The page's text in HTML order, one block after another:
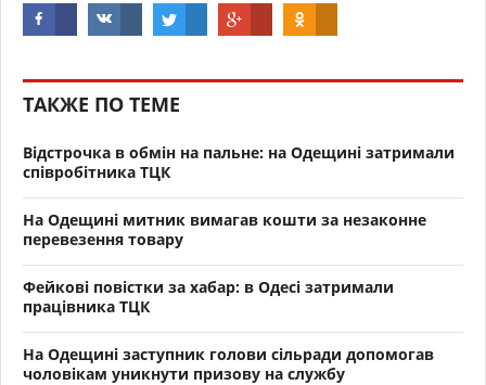
ТАКЖЕ ПО ТЕМЕ
Відстрочка в обмін на пальне: на Одещині затримали
співробітника ТЦК
На Одещині митник вимагав кошти за незаконне
перевезення товару
Фейкові повістки за хабар: в Одесі затримали
працівника ТЦК
На Одещині заступник голови сільради допомогав
чоловікам уникнути призову на службу